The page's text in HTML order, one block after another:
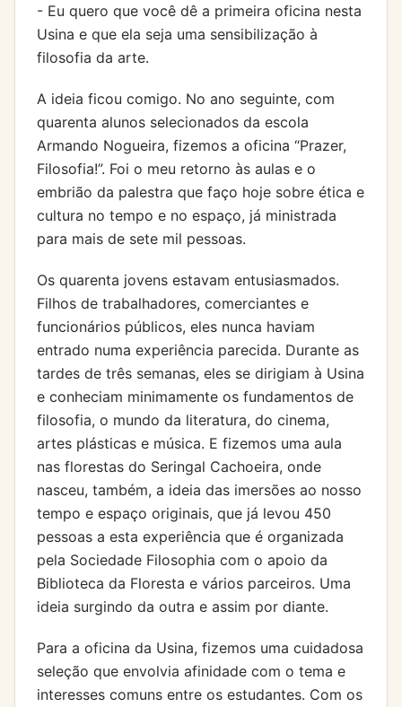
- Eu quero que você dê a primeira oficina nesta
Usina e que ela seja uma sensibilização à
filosofia da arte.
A ideia ficou comigo. No ano seguinte, com
quarenta alunos selecionados da escola
Armando Nogueira, fizemos a oficina “Prazer,
Filosofia!”. Foi o meu retorno às aulas e o
embrião da palestra que faço hoje sobre ética e
cultura no tempo e no espaço, já ministrada
para mais de sete mil pessoas.
Os quarenta jovens estavam entusiasmados.
Filhos de trabalhadores, comerciantes e
funcionários públicos, eles nunca haviam
entrado numa experiência parecida. Durante as
tardes de três semanas, eles se dirigiam à Usina
e conheciam minimamente os fundamentos de
filosofia, o mundo da literatura, do cinema,
artes plásticas e música. E fizemos uma aula
nas florestas do Seringal Cachoeira, onde
nasceu, também, a ideia das imersões ao nosso
tempo e espaço originais, que já levou 450
pessoas a esta experiência que é organizada
pela Sociedade Filosophia com o apoio da
Biblioteca da Floresta e vários parceiros. Uma
ideia surgindo da outra e assim por diante.
Para a oficina da Usina, fizemos uma cuidadosa
seleção que envolvia afinidade com o tema e
interesses comuns entre os estudantes. Com os